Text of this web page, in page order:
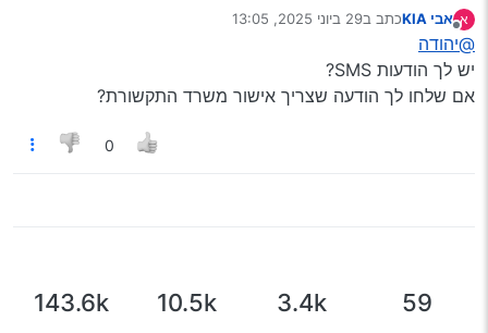
וזה ככה כבר שבועים
א אבי KIA כתב ב29 ביוני 2025, 13:05
נערך לאחרונה על ידי
@יהודה
יש לך הודעות SMS?
אם שלחו לך הודעה שצריך אישור משרד התקשורת?
0
59
3.4k
10.5k
143.6k